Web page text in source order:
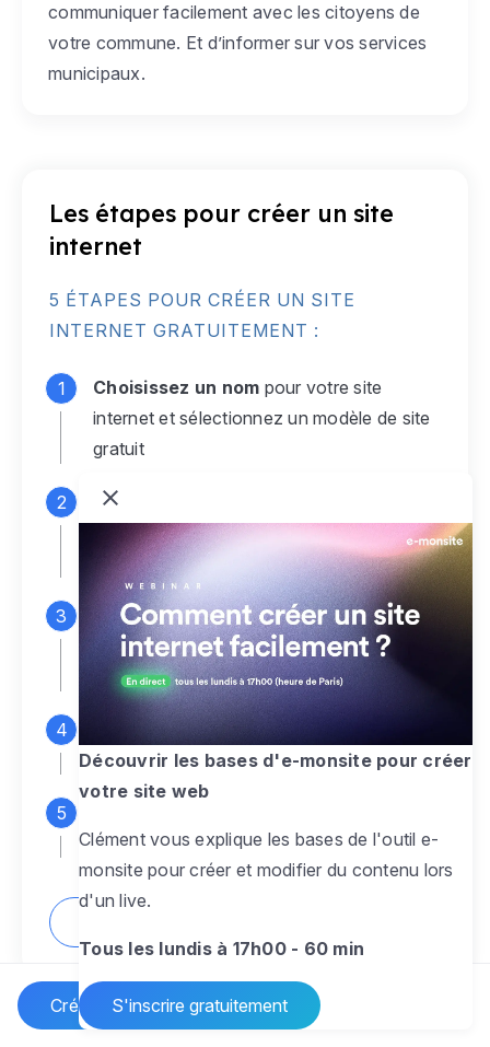
Créer un site Internet
communiquer facilement avec les citoyens de
votre commune. Et d’informer sur vos services
municipaux.
Les étapes pour créer un site
internet
5 ÉTAPES POUR CRÉER UN SITE
INTERNET GRATUITEMENT :
Choisissez un nom pour votre site
internet et sélectionnez un modèle de site
gratuit
Connectez-vous
monsite gratuit pour accéder à votre
espace d'administration
Personnalisez entièrement le
designpour créer un site web sur-mesure,
à votre image
Ajoutez des pagessans limite pour
présenter votre activité, votre passion
pour rendre votre site dynamique
Découvrir les bases d'e-monsite pour créer
votre site web
Clément vous explique les bases de l'outil e-
monsite pour créer et modifier du contenu lors
d'un live.
Tous les lundis à 17h00 - 60 min
S'inscrire gratuitement